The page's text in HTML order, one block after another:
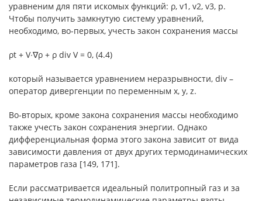
уравненим для пяти искомых функций: ρ, v1, v2, v3, p.
Чтобы получить замкнутую систему уравнений,
необходимо, во-первых, учесть закон сохранения массы
ρt + V∙∇ρ + ρ div V = 0, (4.4)
который называется уравнением неразрывности, div –
оператор дивергенции по переменным x, y, z.
Во-вторых, кроме закона сохранения массы необходимо
также учесть закон сохранения энергии. Однако
дифференциальная форма этого закона зависит от вида
зависимости давления от двух других термодинамических
параметров газа [149, 171].
Если рассматривается идеальный политропный газ и за